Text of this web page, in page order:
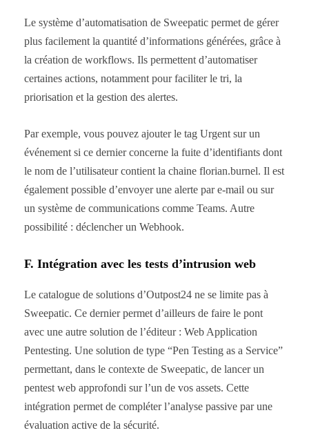
Le système d’automatisation de Sweepatic permet de gérer
plus facilement la quantité d’informations générées, grâce à
la création de workflows. Ils permettent d’automatiser
certaines actions, notamment pour faciliter le tri, la
priorisation et la gestion des alertes.
Par exemple, vous pouvez ajouter le tag Urgent sur un
événement si ce dernier concerne la fuite d’identifiants dont
le nom de l’utilisateur contient la chaine florian.burnel. Il est
également possible d’envoyer une alerte par e-mail ou sur
un système de communications comme Teams. Autre
possibilité : déclencher un Webhook.
F. Intégration avec les tests d’intrusion web
Le catalogue de solutions d’Outpost24 ne se limite pas à
Sweepatic. Ce dernier permet d’ailleurs de faire le pont
avec une autre solution de l’éditeur : Web Application
Pentesting. Une solution de type “Pen Testing as a Service”
permettant, dans le contexte de Sweepatic, de lancer un
pentest web approfondi sur l’un de vos assets. Cette
intégration permet de compléter l’analyse passive par une
évaluation active de la sécurité.